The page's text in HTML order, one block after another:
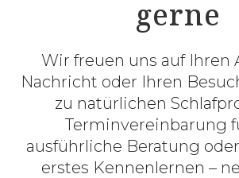
gerne
Wir freuen uns auf Ihren
Nachricht oder Ihren
zu natürlichen
Terminvereinbarung
ausführliche Beratung
erstes Kennenlernen –